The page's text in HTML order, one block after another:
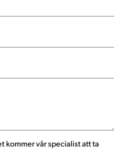
kommer vår specialist att ta